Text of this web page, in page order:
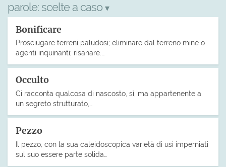
parole: scelte a caso ▾
Bonificare
Prosciugare terreni paludosi; eliminare dal terreno mine o
agenti inquinanti; risanare.…
Occulto
Ci racconta qualcosa di nascosto, sì, ma appartenente a
un segreto strutturato,…
Pezzo
Il pezzo, con la sua caleidoscopica varietà di usi imperniati
sul suo essere parte solida…